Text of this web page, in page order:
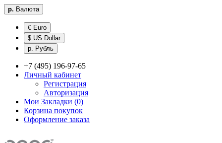
р. Валюта
€ Euro
$ US Dollar
р. Рубль
+7 (495) 196-97-65
Личный кабинет
Регистрация
Авторизация
Мои Закладки (0)
Корзина покупок
Оформление заказа